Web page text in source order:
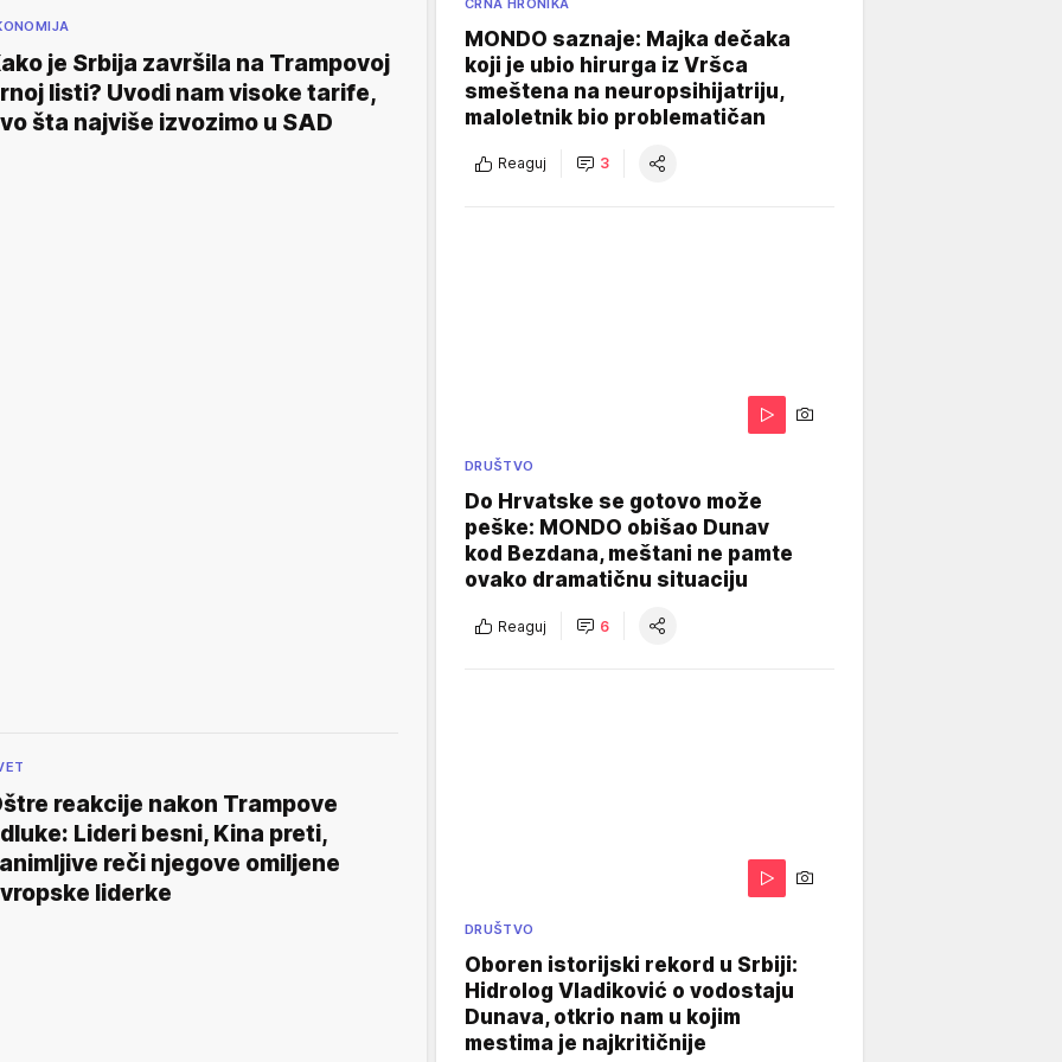
je Srbija završila na Trampovoj
listi? Uvodi nam visoke tarife,
šta najviše izvozimo u SAD
reakcije nakon Trampove
Lideri besni, Kina preti,
reči njegove omiljene
liderke
MONDO saznaje: Majka dečaka
koji je ubio hirurga iz Vršca
smeštena na neuropsihijatriju,
maloletnik bio problematičan
Reaguj 3
DRUŠTVO
Do Hrvatske se gotovo može
peške: MONDO obišao Dunav
kod Bezdana, meštani ne pamte
ovako dramatičnu situaciju
Reaguj 6
DRUŠTVO
Oboren istorijski rekord u Srbiji:
Hidrolog Vladiković o vodostaju
Dunava, otkrio nam u kojim
mestima je najkritičnije